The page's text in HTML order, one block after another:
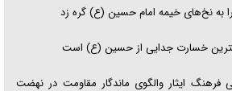
به نخ‌های خیمه امام حسین (ع) گره زد
خسارت جدایی از حسین (ع) است
فرهنگ ایثار والگوی ماندگار مقاومت در نهضت